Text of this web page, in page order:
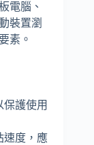
電腦、
裝置瀏
素。
保護使用
速度，應